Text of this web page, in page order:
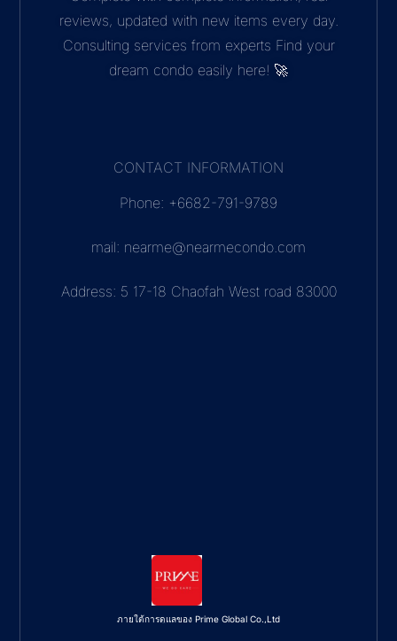
reviews, updated with new items every day.
Consulting services from experts Find your
dream condo easily here! 🚀
CONTACT INFORMATION
Phone: +6682-791-9789
mail: nearme@nearmecondo.com
Address: 5 17-18 Chaofah West road 83000
ภายใต้การดูแลของ Prime Global Co.,Ltd